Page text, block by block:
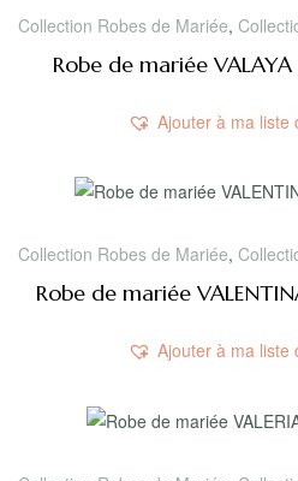
Collection Robes de Mariée,
Robe de mariée
Ajouter à ma liste
Collection Robes de Mariée,
Robe de mariée
Ajouter à ma liste